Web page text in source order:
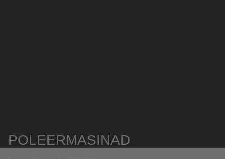
POLEERMASINAD